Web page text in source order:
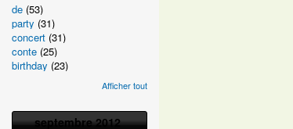
de (53)
party (31)
concert (31)
conte (25)
birthday (23)
Afficher tout
septembre 2012